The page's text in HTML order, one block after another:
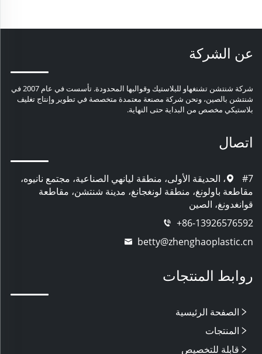
عن الشركة
شركة شنتشن تشنغهاو للبلاستيك وقوالبها المحدودة. تأسست في عام 2007 في
شنتشن بالصين، ونحن شركة مصنعة معتمدة متخصصة في تطوير وإنتاج تغليف
بلاستيكي مخصص من البداية حتى النهاية.
اتصال
#7، الحديقة الأولى، منطقة ليانهي الصناعية، مجتمع نانيوه،
مقاطعة باولونغ، منطقة لونغجانغ، مدينة شنتشن، مقاطعة
قوانغدونغ، الصين
+86-13926576592
betty@zhenghaoplastic.cn
روابط المنتجات
الصفحة الرئيسية
المنتجات
قابلة للتخصيص